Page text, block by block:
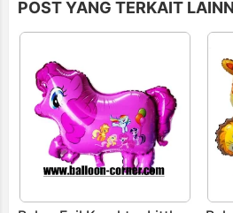
POST YANG TERKAIT